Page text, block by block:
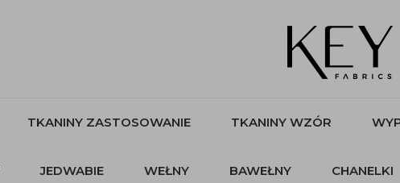
TKANINY ZASTOSOWANIE TKANINY WZÓR
JEDWABIE WEŁNY BAWEŁNY CHANELKI